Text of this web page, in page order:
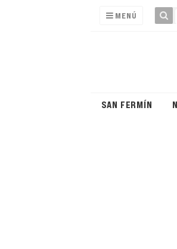
MENÚ
SAN FERMÍN